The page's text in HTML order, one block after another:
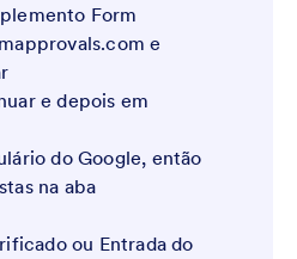
Form
e
e depois em
do Google, então
na aba
ou Entrada do